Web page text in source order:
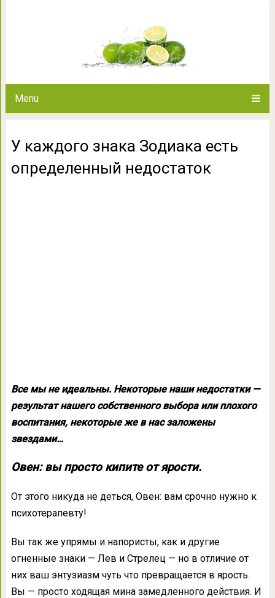
Menu
У каждого знака Зодиака есть
определенный недостаток
Все мы не идеальны. Некоторые наши недостатки —
результат нашего собственного выбора или плохого
воспитания, некоторые же в нас заложены
звездами…
Овен: вы просто кипите от ярости.
От этого никуда не деться, Овен: вам срочно нужно к
психотерапевту!
Вы так же упрямы и напористы, как и другие
огненные знаки — Лев и Стрелец — но в отличие от
них ваш энтузиазм чуть что превращается в ярость.
Вы — просто ходящая мина замедленного действия. И